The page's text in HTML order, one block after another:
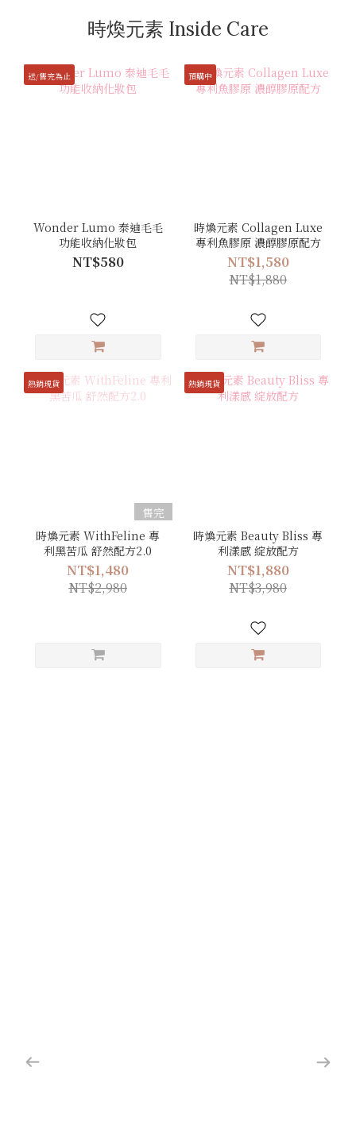
時煥元素 Inside Care
送/售完為止
Wonder Lumo 泰迪毛毛
功能收納化妝包
NT$580
預購中
時煥元素 Collagen Luxe
專利魚膠原 濃醇膠原配方
NT$1,580
NT$1,880
熱銷現貨
售完
時煥元素 WithFeline 專
利黑苦瓜 舒然配方2.0
NT$1,480
NT$2,980
熱銷現貨
時煥元素 Beauty Bliss 專
利漾感 綻放配方
NT$1,880
NT$3,980